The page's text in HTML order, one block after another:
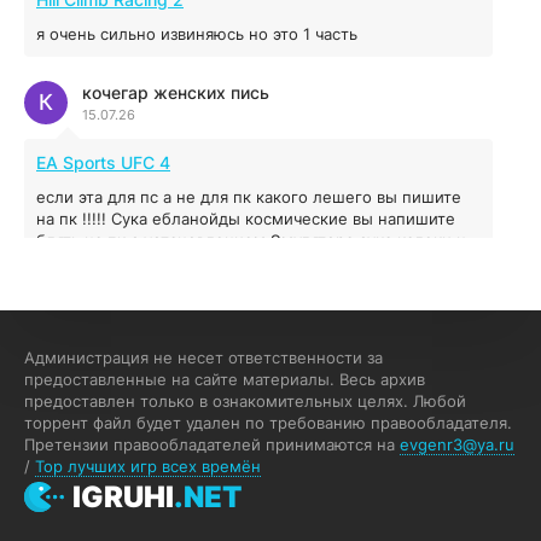
Prey
16.95 ГБ
я очень сильно извиняюсь но это 1 часть
кочегар женских пись
15.07.26
К
EA Sports UFC 4
если эта для пс а не для пк какого лешего вы пишите
на пк !!!!! Сука ебланойды космические вы напишите
блять на пк с установлением Эмулятора сука калеки на
F
My Summer Car
Раменбет — место, где азарт подаётся «аль денте», где
каждый спин — как идеальная лапша. Подача —
быстро, горячо и честно — попробуйте сами:
%random_anchor_text% — и начните дегустацию
джекпотов.
Luther
L
IGRUHI.NET
Администрация не несет ответственности за
предоставленные на сайте материалы. Весь архив
предоставлен только в ознакомительных целях. Любой
торрент файл будет удален по требованию правообладателя.
Претензии правообладателей принимаются на evgenr3@ya.ru
/ Top лучших игр всех времён